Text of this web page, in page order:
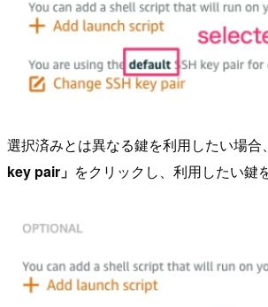
選択済みとは異なる鍵を利用したい場合、
key pair」 をクリックし、利用したい鍵